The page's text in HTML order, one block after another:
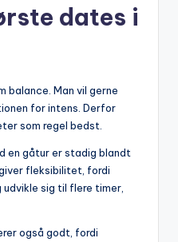
dates i
balance. Man vil gerne
for intens. Derfor
som regel bedst.
en gåtur er stadig blandt
fleksibilitet, fordi
sig til flere timer,
også godt, fordi